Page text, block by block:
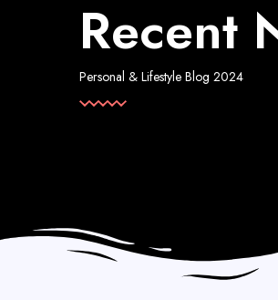
Recent
Personal & Lifestyle Blog 2024